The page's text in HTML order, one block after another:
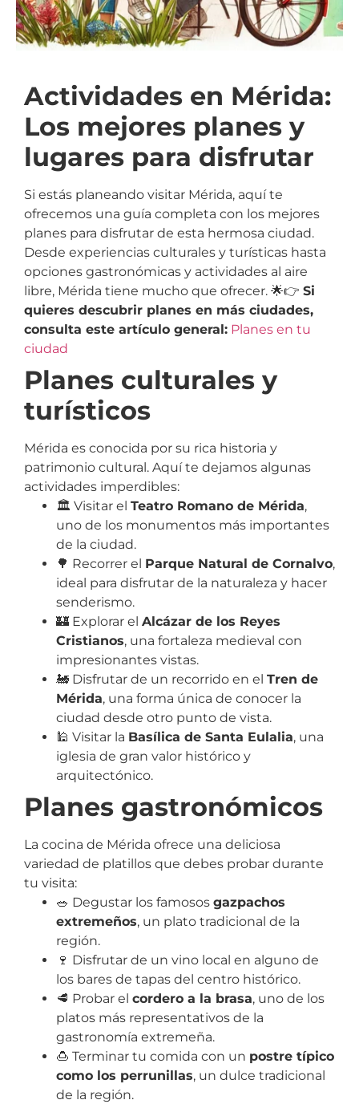
Actividades en Mérida:
Los mejores planes y
lugares para disfrutar
Si estás planeando visitar Mérida, aquí te
ofrecemos una guía completa con los mejores
planes para disfrutar de esta hermosa ciudad.
Desde experiencias culturales y turísticas hasta
opciones gastronómicas y actividades al aire
libre, Mérida tiene mucho que ofrecer. 🌟👉 Si
quieres descubrir planes en más ciudades,
consulta este artículo general: Planes en tu
ciudad
Planes culturales y
turísticos
Mérida es conocida por su rica historia y
patrimonio cultural. Aquí te dejamos algunas
actividades imperdibles:
🏛️ Visitar el Teatro Romano de Mérida,
uno de los monumentos más importantes
de la ciudad.
🌳 Recorrer el Parque Natural de Cornalvo,
ideal para disfrutar de la naturaleza y hacer
senderismo.
🏰 Explorar el Alcázar de los Reyes
Cristianos, una fortaleza medieval con
impresionantes vistas.
🚂 Disfrutar de un recorrido en el Tren de
Mérida, una forma única de conocer la
ciudad desde otro punto de vista.
🕌 Visitar la Basílica de Santa Eulalia, una
iglesia de gran valor histórico y
arquitectónico.
Planes gastronómicos
La cocina de Mérida ofrece una deliciosa
variedad de platillos que debes probar durante
tu visita:
🥗 Degustar los famosos gazpachos
extremeños, un plato tradicional de la
región.
🍷 Disfrutar de un vino local en alguno de
los bares de tapas del centro histórico.
🥩 Probar el cordero a la brasa, uno de los
platos más representativos de la
gastronomía extremeña.
🍮 Terminar tu comida con un postre típico
como los perrunillas, un dulce tradicional
de la región.